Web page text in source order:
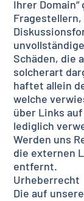
Ihrer
Schäden, die
solcherart
haftet allein
welche
über Links
lediglich
Werden uns
die externen
entfernt.
Urheberrecht
Die auf